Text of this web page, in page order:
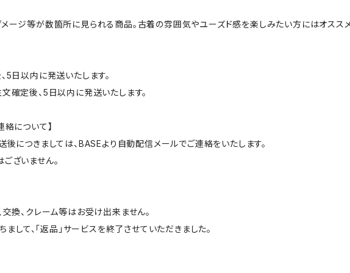
ージ等が数箇所に見られる商品。古着の雰囲気やユーズド感を楽しみたい方にはオスス
5日以内に発送いたします。
確定後、5日以内に発送いたします。
絡について】
後につきましては、BASEより自動配信メールでご連絡をいたします。
ざいません。
交換、クレーム等はお受け出来ません。
して、「返品」サービスを終了させていただきました。